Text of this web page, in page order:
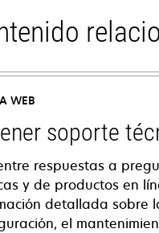
WEB
soporte
respuestas a
y de productos en
detallada sobre
el